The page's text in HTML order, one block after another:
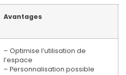
Avantages
– Optimise l’utilisation de
l’espace
– Personnalisation possible